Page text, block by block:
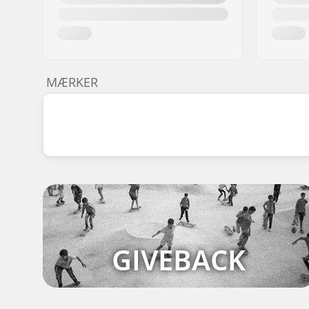
MÆRKER
GIVEBACK